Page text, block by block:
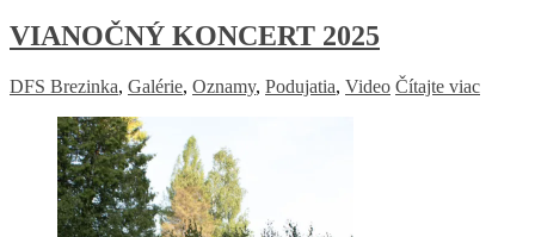
VIANOČNÝ KONCERT 2025
DFS Brezinka, Galérie, Oznamy, Podujatia, Video Čítajte viac